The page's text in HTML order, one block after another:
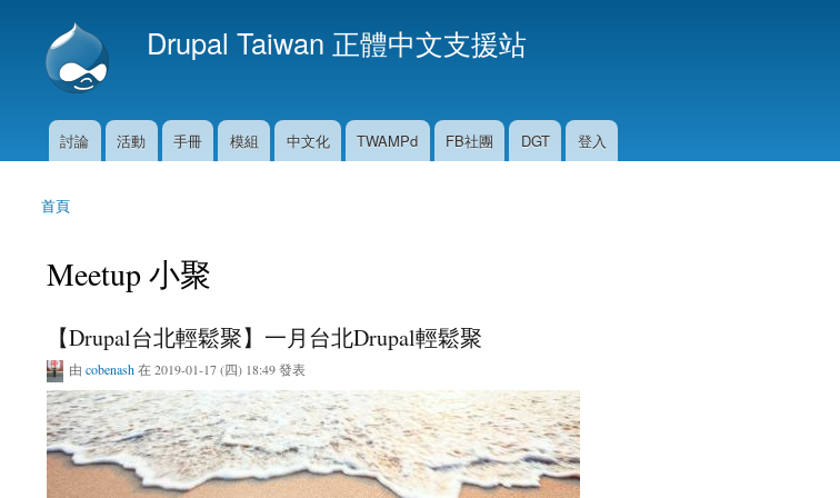
Drupal Taiwan 正體中文支援站
主選單
討論 活動 手冊 模組 中文化 TWAMPd FB社團 DGT 登入
您在這裡
首頁
Meetup 小聚
【Drupal台北輕鬆聚】一月台北Drupal輕鬆聚
由 cobenash在 2019-01-17 (四) 18:49 發表